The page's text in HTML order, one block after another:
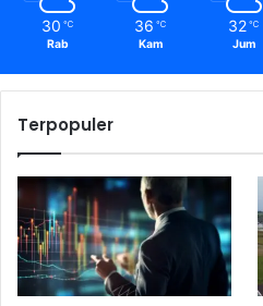
30 ℃
Rab
36 ℃
Kam
32 ℃
Jum
Terpopuler